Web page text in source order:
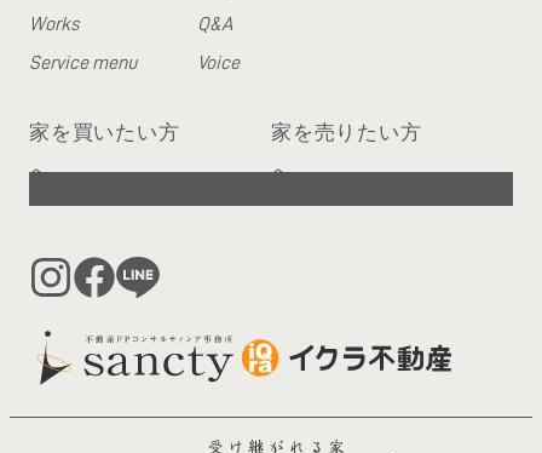
Works
Service menu
Q&A
Voice
家を買いたい方
へ
家を売りたい方
へ